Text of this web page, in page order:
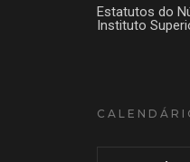
Estatutos do
Instituto